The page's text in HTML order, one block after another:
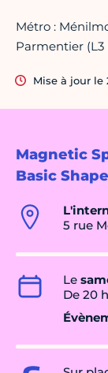
Magnetic
Basic
5 rue
Le
De 20
Métro :
Parmentier (L3
Mise à jour le